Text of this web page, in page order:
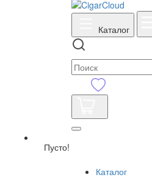
Каталог
Пусто!
Каталог